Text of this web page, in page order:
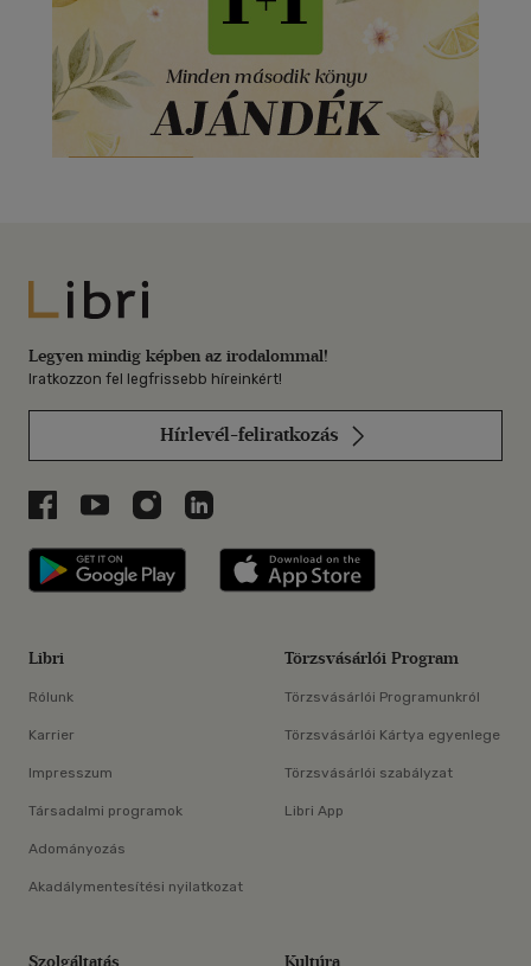
Libri
Legyen mindig képben az irodalommal!
Iratkozzon fel legfrissebb híreinkért!
Hírlevél-feliratkozás
Libri a Facebookon
Libri a Youtube-on
Libri az Instagramon
Libri a LinkedInen
Libri applikáció Szerezd meg: Google
Libri
Rólunk
Karrier
Impresszum
Társadalmi programok
Adományozás
Akadálymentesítési nyilatkozat
Törzsvásárlói Program
Törzsvásárlói Programunkról
Törzsvásárlói Kártya egyenlege
Törzsvásárlói szabályzat
Libri App